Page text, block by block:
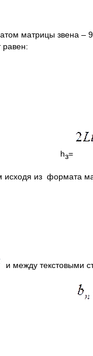
матрицы звена –
равен:
hз=
исходя из формата
и между текстовыми